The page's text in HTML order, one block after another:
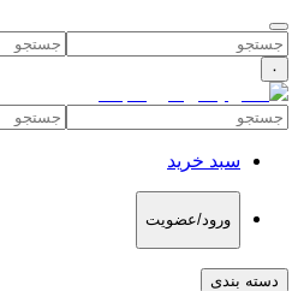
۰
سبد خرید
ورود/عضویت
دسته بندی